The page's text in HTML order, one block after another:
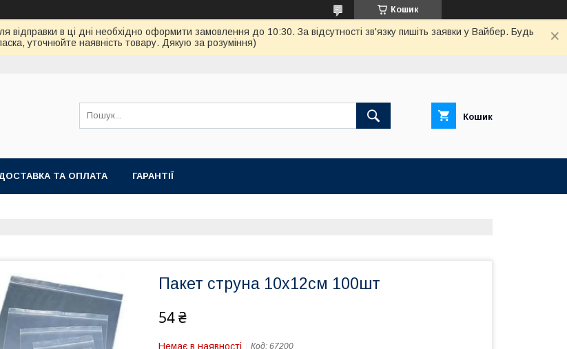
Кошик
в ці дні необхідно оформити замовлення до 10:30. За відсутності зв'язку пишіть заявки у Вайбер. Будь
уточнюйте наявність товару. Дякую за розуміння)
Кошик
ТА ОПЛАТА ГАРАНТІЇ
Пакет струна 10х12см 100шт
54 ₴
Немає в наявності Код: 67200